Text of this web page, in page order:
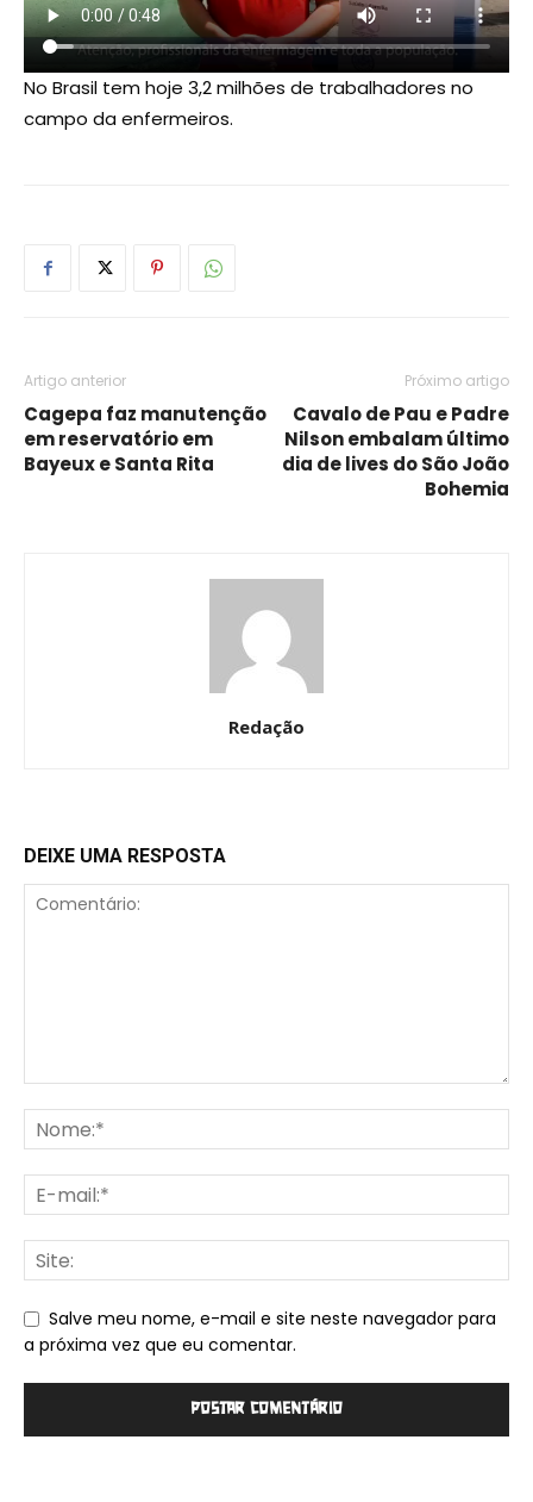
No Brasil tem hoje 3,2 milhões de trabalhadores no
campo da enfermeiros.
Artigo anterior
Cagepa faz manutenção
em reservatório em
Bayeux e Santa Rita
Próximo artigo
Cavalo de Pau e Padre
Nilson embalam último
dia de lives do São João
Bohemia
Redação
DEIXE UMA RESPOSTA
Salve meu nome, e-mail e site neste navegador para
a próxima vez que eu comentar.